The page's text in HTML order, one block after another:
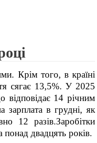
Крім того, в країні
сягає 13,5%. У 2025
відповідає 14 річним
зарплата в грудні, як
12 разів.Заробітки
двадцять років.